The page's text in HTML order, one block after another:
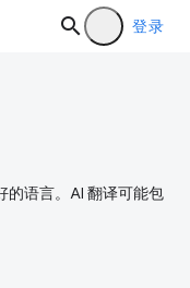
登录
的语言。AI 翻译可能包